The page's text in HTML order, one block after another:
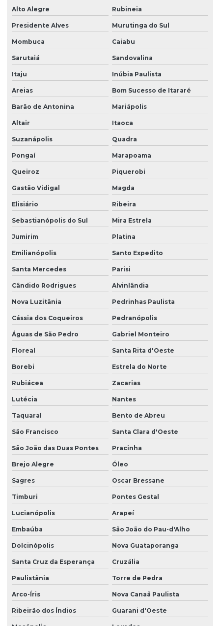
Alto Alegre Rubineia
Presidente Alves Murutinga do Sul
Mombuca Caiabu
Sarutaiá Sandovalina
Itaju Inúbia Paulista
Areias Bom Sucesso de Itararé
Barão de Antonina Mariápolis
Altair Itaoca
Suzanápolis Quadra
Pongaí Marapoama
Queiroz Piquerobi
Gastão Vidigal Magda
Elisiário Ribeira
Sebastianópolis do Sul Mira Estrela
Jumirim Platina
Emilianópolis Santo Expedito
Santa Mercedes Parisi
Cândido Rodrigues Alvinlândia
Nova Luzitânia Pedrinhas Paulista
Cássia dos Coqueiros Pedranópolis
Águas de São Pedro Gabriel Monteiro
Floreal Santa Rita d'Oeste
Borebi Estrela do Norte
Rubiácea Zacarias
Lutécia Nantes
Taquaral Bento de Abreu
São Francisco Santa Clara d'Oeste
São João das Duas Pontes Pracinha
Brejo Alegre Óleo
Sagres Oscar Bressane
Timburi Pontes Gestal
Lucianópolis Arapeí
Embaúba São João do Pau-d'Alho
Dolcinópolis Nova Guataporanga
Santa Cruz da Esperança Cruzália
Paulistânia Torre de Pedra
Arco-Íris Nova Canaã Paulista
Ribeirão dos Índios Guarani d'Oeste